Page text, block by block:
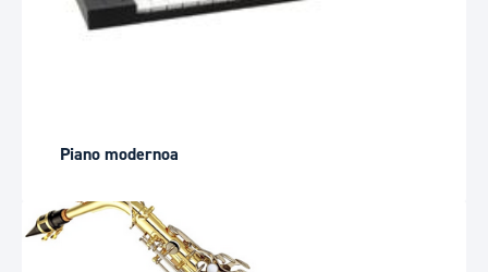
Piano modernoa